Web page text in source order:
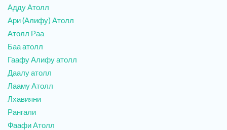
Адду Атолл
Ари (Алифу) Атолл
Атолл Раа
Баа атолл
Гаафу Алифу атолл
Даалу атолл
Лааму Атолл
Лхавияни
Рангали
Фаафи Атолл